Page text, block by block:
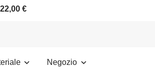
22,00 €
Negozio